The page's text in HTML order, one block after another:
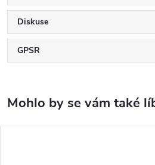
Diskuse
GPSR